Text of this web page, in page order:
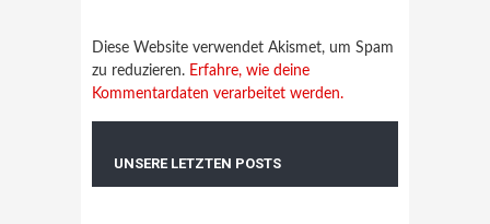
Diese Website verwendet Akismet, um Spam
zu reduzieren. Erfahre, wie deine
Kommentardaten verarbeitet werden.
UNSERE LETZTEN POSTS